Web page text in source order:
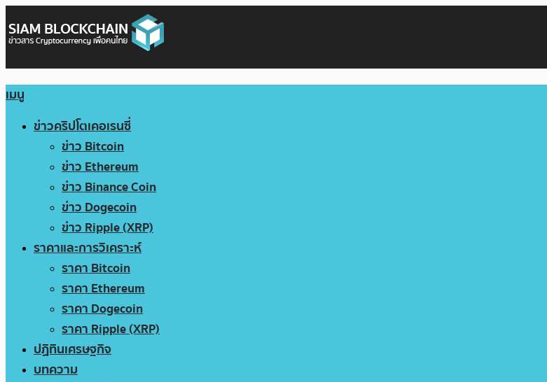
เมนู
ข่าวคริปโตเคอเรนซี่
ข่าว Bitcoin
ข่าว Ethereum
ข่าว Binance Coin
ข่าว Dogecoin
ข่าว Ripple (XRP)
ราคาและการวิเคราะห์
ราคา Bitcoin
ราคา Ethereum
ราคา Dogecoin
ราคา Ripple (XRP)
ปฏิทินเศรษฐกิจ
บทความ